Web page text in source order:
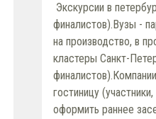
Экскурсии в
финалистов).Вузы -
на производство, в
кластеры Санкт-
гостиницу
оформить раннее